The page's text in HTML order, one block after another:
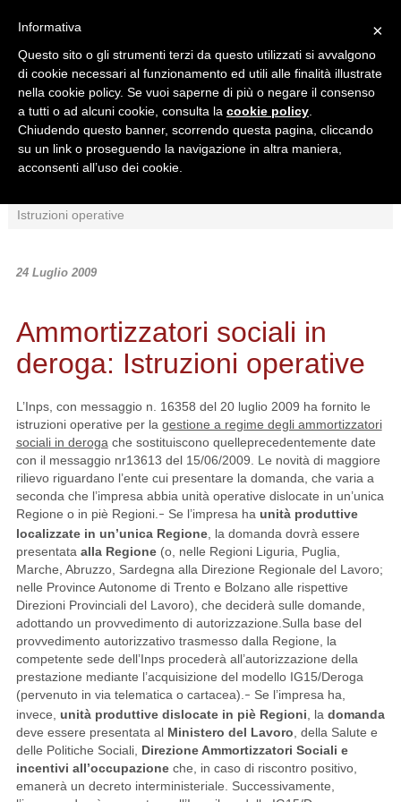
Ricerca in:
Sezione corrente
Tutto il sito
Istruzioni operative
24 Luglio 2009
Ammortizzatori sociali in
deroga: Istruzioni operative
L’Inps, con messaggio n. 16358 del 20 luglio 2009 ha fornito le
istruzioni operative per la gestione a regime degli ammortizzatori
sociali in deroga che sostituiscono quelleprecedentemente date
con il messaggio nr13613 del 15/06/2009. Le novità di maggiore
rilievo riguardano l’ente cui presentare la domanda, che varia a
seconda che l’impresa abbia unità operative dislocate in un’unica
Regione o in piè Regioni. – Se l’impresa ha unità produttive
localizzate in un’unica Regione, la domanda dovrà essere
presentata alla Regione(o, nelle Regioni Liguria, Puglia,
Marche, Abruzzo, Sardegna alla Direzione Regionale del Lavoro;
nelle Province Autonome di Trento e Bolzano alle rispettive
Direzioni Provinciali del Lavoro), che deciderà sulle domande,
adottando un provvedimento di autorizzazione. Sulla base del
provvedimento autorizzativo trasmesso dalla Regione, la
competente sede dell’Inps procederà all’autorizzazione della
prestazione mediante l’acquisizione del modello IG15/Deroga
(pervenuto in via telematica o cartacea). – Se l’impresa ha,
invece, unità produttive dislocate in piè Regioni , la domanda
deve essere presentata al Ministero del Lavoro , della Salute e
delle Politiche Sociali, Direzione Ammortizzatori Sociali e
incentivi all’occupazione che,
in caso di riscontro positivo,
emanerà un decreto interministeriale. Successivamente,
×
Informativa
Questo sito o gli strumenti terzi da questo utilizzati si avvalgono
di cookie necessari al funzionamento ed utili alle finalità illustrate
nella cookie policy. Se vuoi saperne di più o negare il consenso
a tutti o ad alcuni cookie, consulta la cookie policy
Chiudendo questo banner, scorrendo questa pagina, cliccando
su un link o proseguendo la navigazione in altra maniera,
acconsenti all’uso dei cookie.